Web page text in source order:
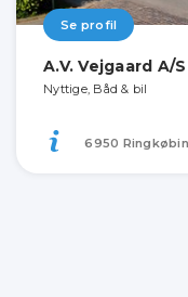
Se profil
A.V. Vejgaard A/S
Nyttige, Båd & bil
6950